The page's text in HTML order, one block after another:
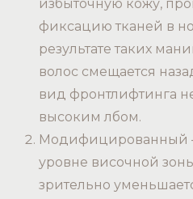
избыточную кожу,
фиксацию тканей в
результате таких
волос смещается
вид фронтлифтинга
высоким лбом.
Модифицированный
уровне височной
зрительно